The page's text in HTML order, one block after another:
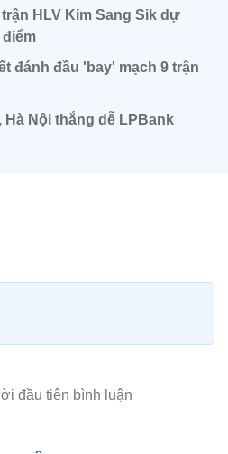
HLV Kim Sang Sik dự
điểm
đánh đầu 'bay' mạch 9 trận
Hà Nội thắng dễ LPBank